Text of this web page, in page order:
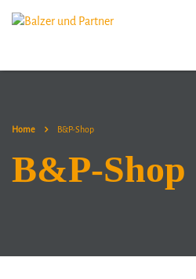
Home B&P-Shop
B&P-Shop